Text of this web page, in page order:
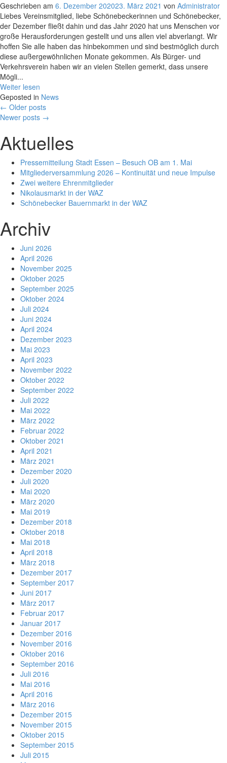
Geschrieben am 6. Dezember 202023. März 2021 von Administrator
Liebes Vereinsmitglied, liebe Schönebeckerinnen und Schönebecker,
der Dezember fließt dahin und das Jahr 2020 hat uns Menschen vor
große Herausforderungen gestellt und uns allen viel abverlangt. Wir
hoffen Sie alle haben das hinbekommen und sind bestmöglich durch
diese außergewöhnlichen Monate gekommen. Als Bürger- und
Verkehrsverein haben wir an vielen Stellen gemerkt, dass unsere
Mögli...
Weiter lesen
Geposted in News
Posts
navigation
← Older posts
Newer posts →
Aktuelles
Pressemitteilung Stadt Essen – Besuch OB am 1. Mai
Mitgliederversammlung 2026 – Kontinuität und neue Impulse
Zwei weitere Ehrenmitglieder
Nikolausmarkt in der WAZ
Schönebecker Bauernmarkt in der WAZ
Archiv
Juni 2026
April 2026
November 2025
Oktober 2025
September 2025
Oktober 2024
Juli 2024
Juni 2024
April 2024
Dezember 2023
Mai 2023
April 2023
November 2022
Oktober 2022
September 2022
Juli 2022
Mai 2022
März 2022
Februar 2022
Oktober 2021
April 2021
März 2021
Dezember 2020
Juli 2020
Mai 2020
März 2020
Mai 2019
Dezember 2018
Oktober 2018
Mai 2018
April 2018
März 2018
Dezember 2017
September 2017
Juni 2017
März 2017
Februar 2017
Januar 2017
Dezember 2016
November 2016
Oktober 2016
September 2016
Juli 2016
Mai 2016
April 2016
März 2016
Dezember 2015
November 2015
Oktober 2015
September 2015
Juli 2015